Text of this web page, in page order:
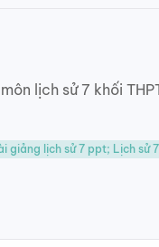
lịch sử 7 khối
giảng lịch sử 7 ppt; Lịch